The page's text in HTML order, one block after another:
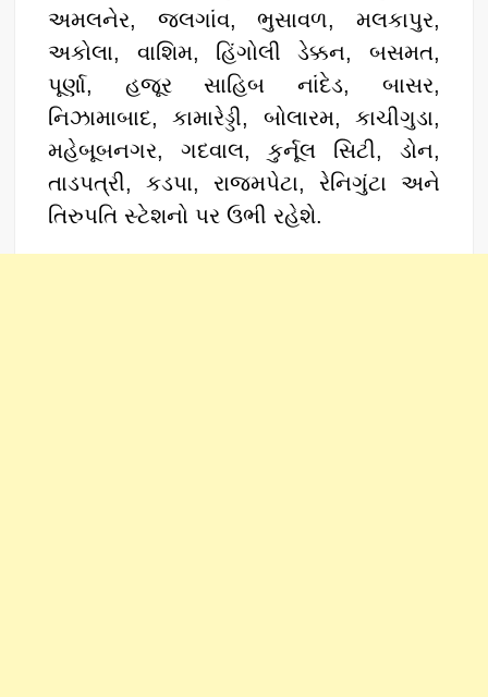
અમલનેર, જલગાંવ, ભુસાવળ, મલકાપુર,
અકોલા, વાશિમ, હિંગોલી ડેક્કન, બસમત,
પૂર્ણા, હજૂર સાહિબ નાંદેડ, બાસર,
નિઝામાબાદ, કામારેડ્ડી, બોલારમ, કાચીગુડા,
મહેબૂબનગર, ગદવાલ, કુર્નૂલ સિટી, ડોન,
તાડપત્રી, કડપા, રાજમપેટા, રેનિગુંટા અને
તિરુપતિ સ્ટેશનો પર ઉભી રહેશે.